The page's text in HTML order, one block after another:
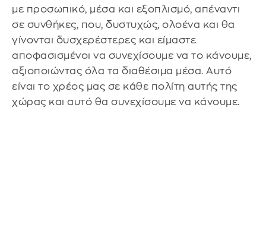
με προσωπικό, μέσα και εξοπλισμό, απέναντι
σε συνθήκες, που, δυστυχώς, ολοένα και θα
γίνονται δυσχερέστερες και είμαστε
αποφασισμένοι να συνεχίσουμε να το κάνουμε,
αξιοποιώντας όλα τα διαθέσιμα μέσα. Αυτό
είναι το χρέος μας σε κάθε πολίτη αυτής της
χώρας και αυτό θα συνεχίσουμε να κάνουμε.